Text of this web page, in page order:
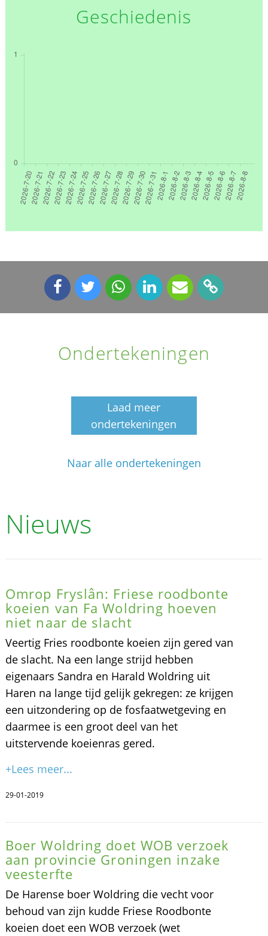
Geschiedenis
Ondertekeningen
Laad meer
ondertekeningen
Naar alle ondertekeningen
Nieuws
Omrop Fryslân: Friese roodbonte
koeien van Fa Woldring hoeven
niet naar de slacht
Veertig Fries roodbonte koeien zijn gered van
de slacht. Na een lange strijd hebben
eigenaars Sandra en Harald Woldring uit
Haren na lange tijd gelijk gekregen: ze krijgen
een uitzondering op de fosfaatwetgeving en
daarmee is een groot deel van het
uitstervende koeienras gered.
+Lees meer...
29-01-2019
Boer Woldring doet WOB verzoek
aan provincie Groningen inzake
veesterfte
De Harense boer Woldring die vecht voor
behoud van zijn kudde Friese Roodbonte
koeien doet een WOB verzoek (wet